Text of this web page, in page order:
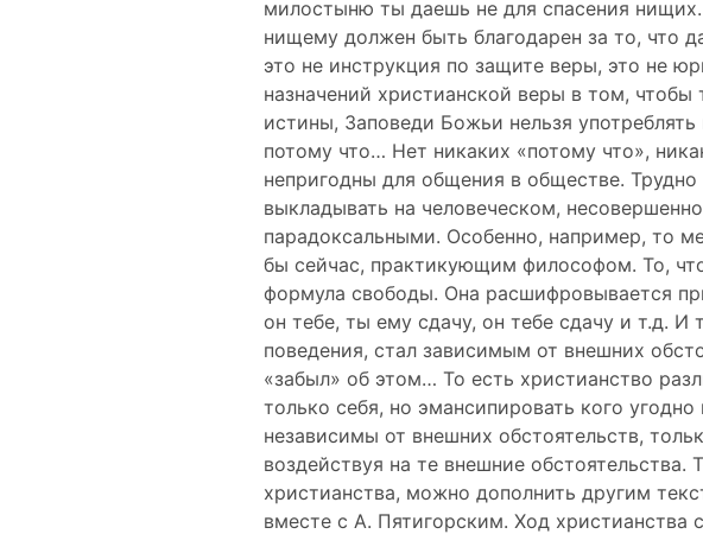
милостыню ты даешь не для спасения
нищему должен быть благодарен за то, что
это не инструкция по защите веры, это не
назначений христианской веры в том,
истины, Заповеди Божьи нельзя
потому что… Нет никаких «потому что»,
непригодны для общения в обществе.
выкладывать на человеческом,
парадоксальными. Особенно, например, то
бы сейчас, практикующим философом. То,
формула свободы. Она расшифровывается
он тебе, ты ему сдачу, он тебе сдачу и т.д. И
поведения, стал зависимым от внешних
«забыл» об этом… То есть христианство
только себя, но эмансипировать кого
независимы от внешних обстоятельств,
воздействуя на те внешние
христианства, можно дополнить другим
вместе с А. Пятигорским. Ход христианства